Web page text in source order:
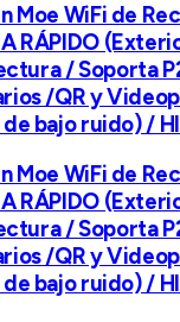
Moe WiFi de
RÁPIDO
/ Soporta
/QR y
bajo ruido) /
Moe WiFi de
RÁPIDO
/ Soporta
/QR y
bajo ruido) /